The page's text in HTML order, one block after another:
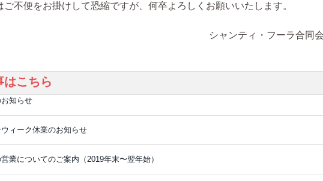
ご不便をお掛けして恐縮ですが、何卒よろしくお願いいたします。
シャンティ・フーラ合同
はこちら
知らせ
ィーク休業のお知らせ
業についてのご案内（2019年末〜翌年始）